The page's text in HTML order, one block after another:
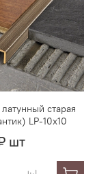
старая
LP-10x10
шт